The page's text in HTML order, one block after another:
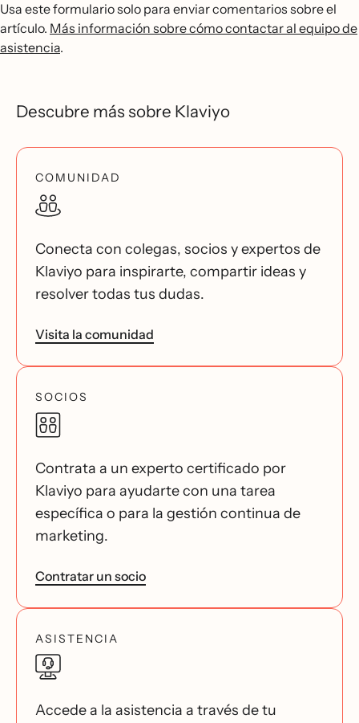
Usa este formulario solo para enviar comentarios sobre el
artículo. Más información sobre cómo contactar al equipo de
asistencia.
Descubre más sobre Klaviyo
COMUNIDAD
Conecta con colegas, socios y expertos de
Klaviyo para inspirarte, compartir ideas y
resolver todas tus dudas.
Visita la comunidad
SOCIOS
Contrata a un experto certificado por
Klaviyo para ayudarte con una tarea
específica o para la gestión continua de
marketing.
Contratar un socio
ASISTENCIA
Accede a la asistencia a través de tu